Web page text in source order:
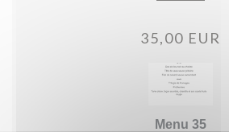
35,00 EUR
Menu 35